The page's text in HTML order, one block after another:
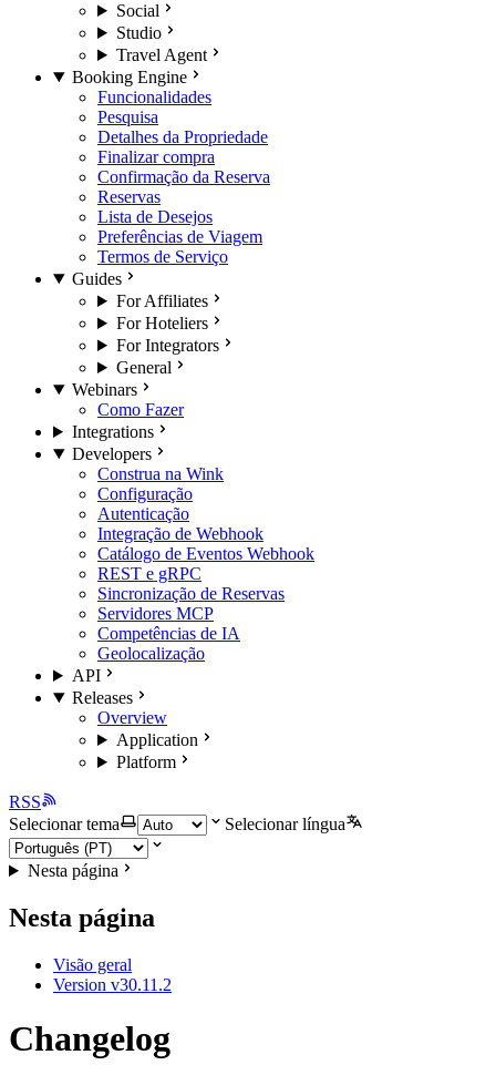
Social
Studio
Travel Agent
Booking Engine
Funcionalidades
Pesquisa
Detalhes da Propriedade
Finalizar compra
Confirmação da Reserva
Reservas
Lista de Desejos
Preferências de Viagem
Termos de Serviço
Guides
For Affiliates
For Hoteliers
For Integrators
General
Webinars
Como Fazer
Integrations
Developers
Construa na Wink
Configuração
Autenticação
Integração de Webhook
Catálogo de Eventos Webhook
REST e gRPC
Sincronização de Reservas
Servidores MCP
Competências de IA
Geolocalização
API
Releases
Overview
Application
Platform
RSS
Selecionar tema
Selecionar língua
Nesta página
Nesta página
Visão geral
Version v30.11.2
Changelog